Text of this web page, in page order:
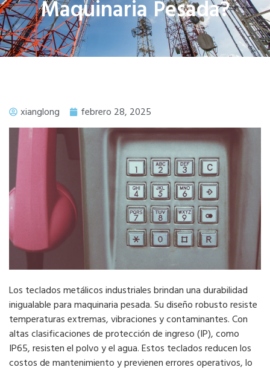
Maquinaria Pesada?
xianglong febrero 28, 2025
Los teclados metálicos industriales brindan una durabilidad
inigualable para maquinaria pesada. Su diseño robusto resiste
temperaturas extremas, vibraciones y contaminantes. Con
altas clasificaciones de protección de ingreso (IP), como
IP65, resisten el polvo y el agua. Estos teclados reducen los
costos de mantenimiento y previenen errores operativos, lo